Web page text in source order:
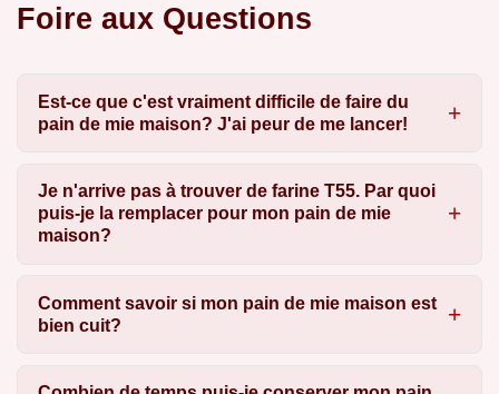
Foire aux Questions
Est-ce que c'est vraiment difficile de faire du
pain de mie maison? J'ai peur de me lancer!
Je n'arrive pas à trouver de farine T55. Par quoi
puis-je la remplacer pour mon pain de mie
maison?
Comment savoir si mon pain de mie maison est
bien cuit?